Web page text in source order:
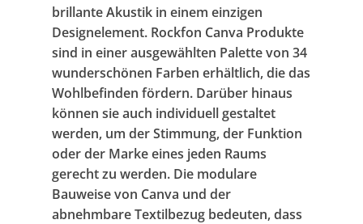
brillante Akustik in einem einzigen
Designelement. Rockfon Canva Produkte
sind in einer ausgewählten Palette von 34
wunderschönen Farben erhältlich, die das
Wohlbefinden fördern. Darüber hinaus
können sie auch individuell gestaltet
werden, um der Stimmung, der Funktion
oder der Marke eines jeden Raums
gerecht zu werden. Die modulare
Bauweise von Canva und der
abnehmbare Textilbezug bedeuten, dass